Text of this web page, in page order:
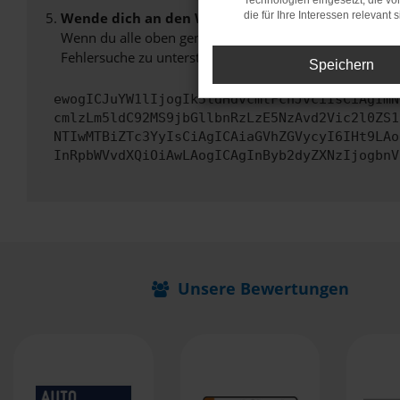
Wende dich an den Webseitenbetreiber.
Wenn du alle oben genannten Schritte versucht hast,
Fehlersuche zu unterstützen:
Unsere Bewertungen
die für Ihre Interessen relevant
Speichern